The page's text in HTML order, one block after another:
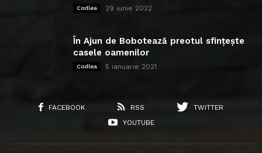
Codlea 29 iunie 2022
În Ajun de Bobotează preotul sfințește
casele oamenilor
Codlea 5 ianuarie 2021
FACEBOOK RSS
TWITTER
YOUTUBE